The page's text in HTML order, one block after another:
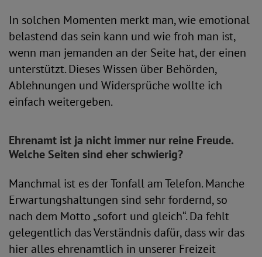
In solchen Momenten merkt man, wie emotional
belastend das sein kann und wie froh man ist,
wenn man jemanden an der Seite hat, der einen
unterstützt. Dieses Wissen über Behörden,
Ablehnungen und Widersprüche wollte ich
einfach weitergeben.
Ehrenamt ist ja nicht immer nur reine Freude.
Welche Seiten sind eher schwierig?
Manchmal ist es der Tonfall am Telefon. Manche
Erwartungshaltungen sind sehr fordernd, so
nach dem Motto „sofort und gleich“. Da fehlt
gelegentlich das Verständnis dafür, dass wir das
hier alles ehrenamtlich in unserer Freizeit